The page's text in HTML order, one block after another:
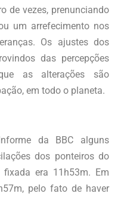
de vezes, prenunciando
um arrefecimento nos
Os ajustes dos
das percepções
as alterações são
em todo o planeta.
da BBC alguns
dos ponteiros do
fixada era 11h53m. Em
pelo fato de haver